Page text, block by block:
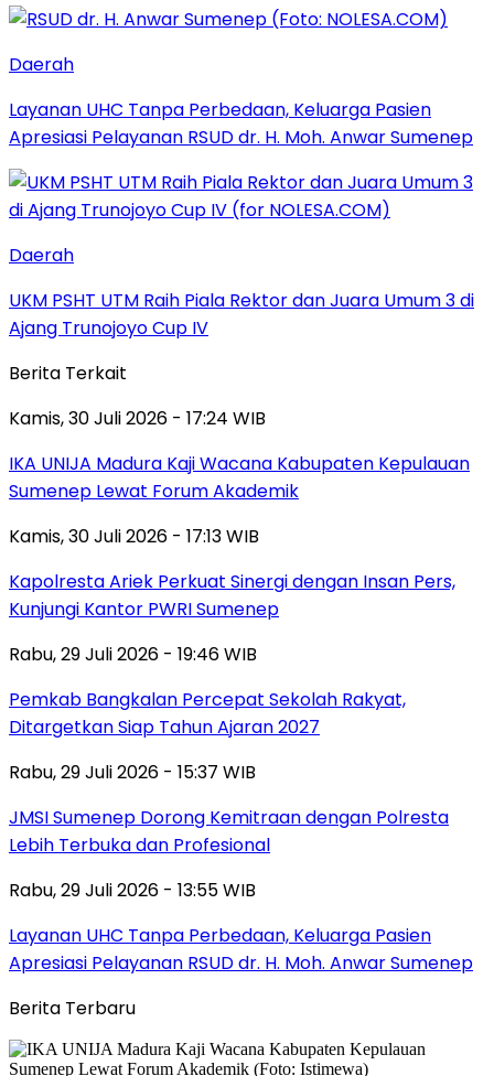
Daerah
Layanan UHC Tanpa Perbedaan, Keluarga Pasien
Apresiasi Pelayanan RSUD dr. H. Moh. Anwar Sumenep
Daerah
UKM PSHT UTM Raih Piala Rektor dan Juara Umum 3 di
Ajang Trunojoyo Cup IV
Berita Terkait
Kamis, 30 Juli 2026 - 17:24 WIB
IKA UNIJA Madura Kaji Wacana Kabupaten Kepulauan
Sumenep Lewat Forum Akademik
Kamis, 30 Juli 2026 - 17:13 WIB
Kapolresta Ariek Perkuat Sinergi dengan Insan Pers,
Kunjungi Kantor PWRI Sumenep
Rabu, 29 Juli 2026 - 19:46 WIB
Pemkab Bangkalan Percepat Sekolah Rakyat,
Ditargetkan Siap Tahun Ajaran 2027
Rabu, 29 Juli 2026 - 15:37 WIB
JMSI Sumenep Dorong Kemitraan dengan Polresta
Lebih Terbuka dan Profesional
Rabu, 29 Juli 2026 - 13:55 WIB
Layanan UHC Tanpa Perbedaan, Keluarga Pasien
Apresiasi Pelayanan RSUD dr. H. Moh. Anwar Sumenep
Berita Terbaru